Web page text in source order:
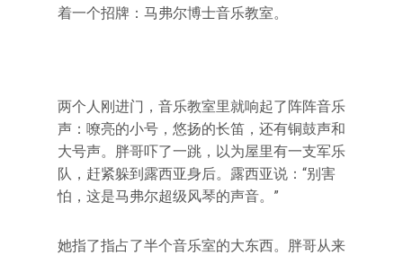
着一个招牌：马弗尔博士音乐教室。
两个人刚进门，音乐教室里就响起了阵阵音乐
声：嘹亮的小号，悠扬的长笛，还有铜鼓声和
大号声。胖哥吓了一跳，以为屋里有一支军乐
队，赶紧躲到露西亚身后。露西亚说：“别害
怕，这是马弗尔超级风琴的声音。”
她指了指占了半个音乐室的大东西。胖哥从来